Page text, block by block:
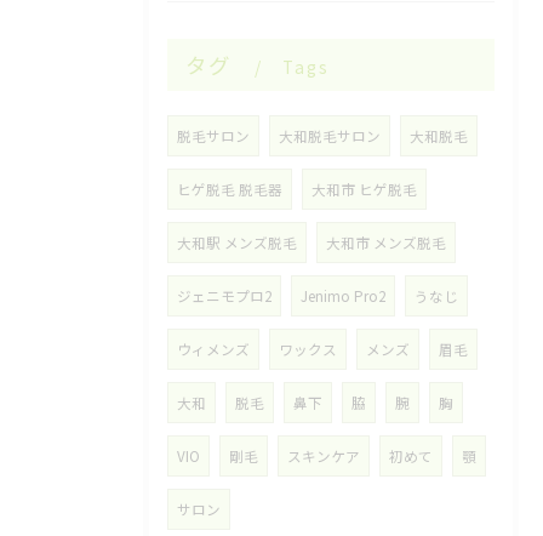
タグ Tags
脱毛サロン 大和脱毛サロン 大和脱毛
ヒゲ脱毛 脱毛器 大和市 ヒゲ脱毛
大和駅 メンズ脱毛 大和市 メンズ脱毛
ジェニモプロ2 Jenimo Pro2 うなじ
ウィメンズ ワックス メンズ 眉毛
大和 脱毛 鼻下 脇 腕 胸
VIO 剛毛 スキンケア 初めて 顎
サロン